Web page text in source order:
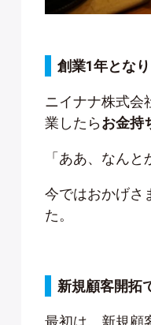
創業1年とな
ニイナナ株式会
業したらお金持
「ああ、なん
今ではおかげさ
た。
新規顧客開拓
最初は、新規顧